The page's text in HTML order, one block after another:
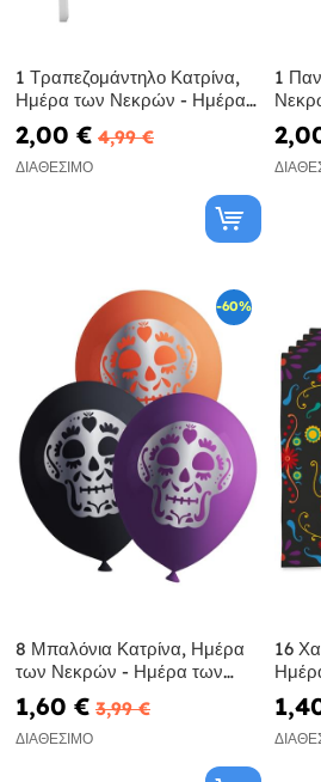
1 Τραπεζομάντηλο Κατρίνα,
Ημέρα των Νεκρών - Ημέρα
των Νεκρών
2,00 € 4,99 €
ΔΙΑΘΈΣΙΜΟ
1
-60%
8 Μπαλόνια Κατρίνα, Ημέρα
των Νεκρών - Ημέρα των
Νεκρών
1,60 € 3,99 €
ΔΙΑΘΈΣΙΜΟ
16